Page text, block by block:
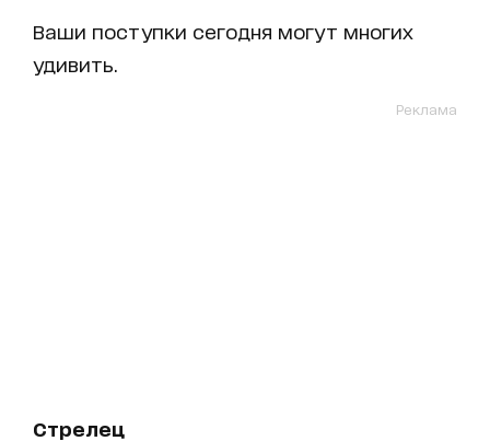
Ваши поступки сегодня могут многих
удивить.
Реклама
Стрелец